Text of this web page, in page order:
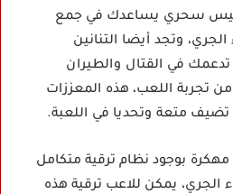
سحري يساعدك في جمع
وتجد أيضا التنانين
في القتال والطيران
تجربة اللعب، هذه المعززات
متعة وتحديا في اللعبة.
تتميز لعبة Blades Of Brim مهكرة بوجود نظام ترقية متكامل
الجري، يمكن للاعب ترقية هذه